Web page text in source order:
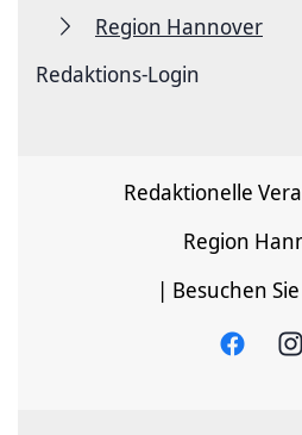
Region Hannover
Redaktions-Login
Redaktionelle
Region
| Besuchen